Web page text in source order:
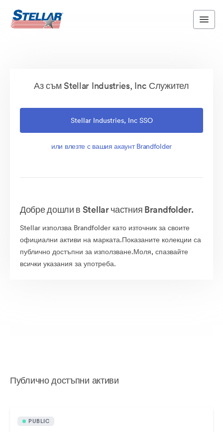
Аз съм Stellar Industries, Inc Служител
Stellar Industries, Inc SSO
или влезте с вашия акаунт Brandfolder
Добре дошли в Stellar частния Brandfolder.
Stellar използва Brandfolder като източник за своите
официални активи на марката.Показаните колекции са
публично достъпни за използване.Моля, спазвайте
всички указания за употреба.
Публично достъпни активи
PUBLIC